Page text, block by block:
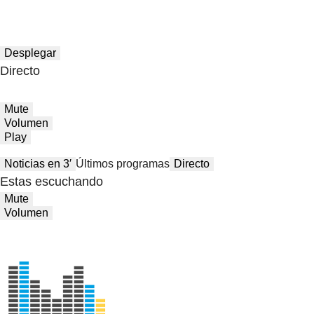
Desplegar
Directo
Mute
Volumen
Play
Noticias en 3′ Últimos programas Directo
Estas escuchando
Mute
Volumen